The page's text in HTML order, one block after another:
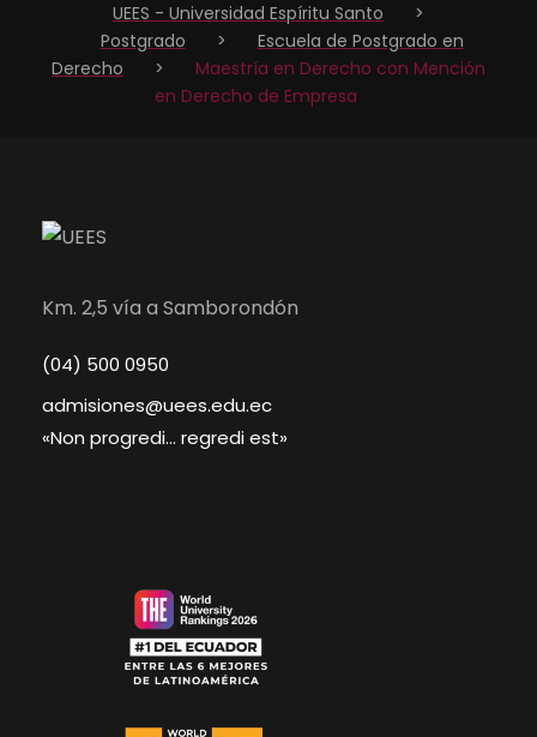
UEES - Universidad Espíritu Santo
>
Postgrado
>
Escuela de Postgrado en
Derecho
>
Maestría en Derecho con Mención
en Derecho de Empresa
Km. 2,5 vía a Samborondón
(04) 500 0950
admisiones@uees.edu.ec
«Non progredi… regredi est»